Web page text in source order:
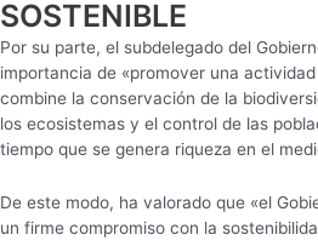
SOSTENIBLE
Por su parte, el subdelegado del
importancia de «promover una
combine la conservación de la
los ecosistemas y el control de las
tiempo que se genera riqueza en el
De este modo, ha valorado que «el
un firme compromiso con la